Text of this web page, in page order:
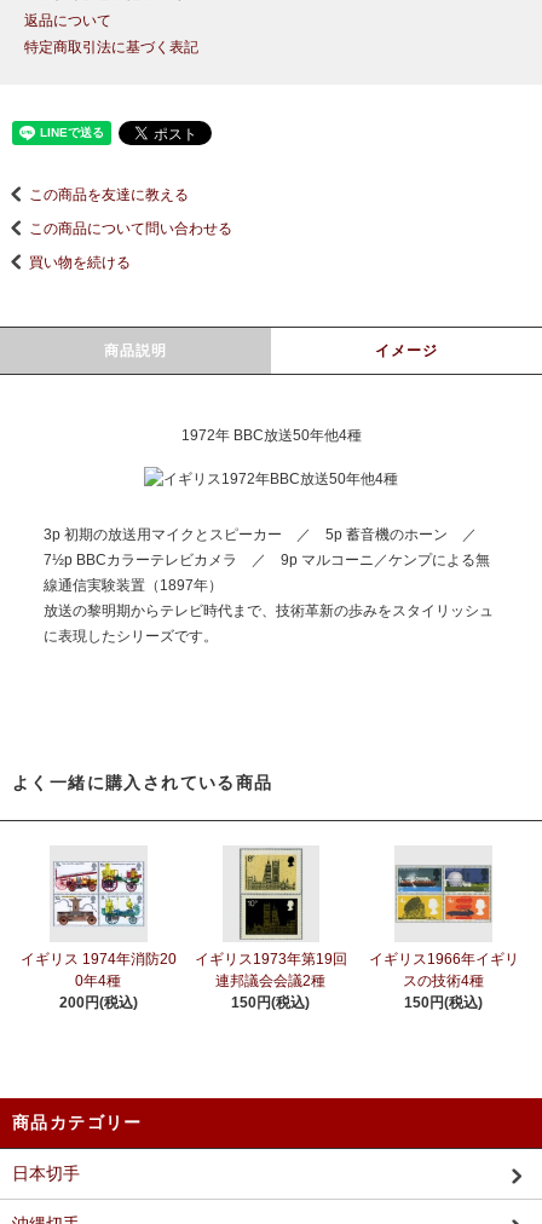
返品について
特定商取引法に基づく表記
この商品を友達に教える
この商品について問い合わせる
買い物を続ける
商品説明 イメージ
1972年 BBC放送50年他4種
3p 初期の放送用マイクとスピーカー ／ 5p 蓄音機のホーン ／
7½p BBCカラーテレビカメラ ／ 9p マルコーニ／ケンプによる無
線通信実験装置（1897年）
放送の黎明期からテレビ時代まで、技術革新の歩みをスタイリッシュ
に表現したシリーズです。
よく一緒に購入されている商品
イギリス 1974年消防20
0年4種
200円(税込)
イギリス1973年第19回
連邦議会会議2種
150円(税込)
イギリス1966年イギリ
スの技術4種
150円(税込)
商品カテゴリー
日本切手